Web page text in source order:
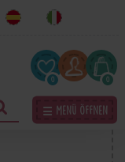
0
☰ Menü öffnen